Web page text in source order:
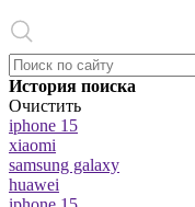
История поиска
Очистить
iphone 15
xiaomi
samsung galaxy
huawei